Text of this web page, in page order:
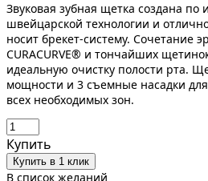
Звуковая зубная щетка создана по
швейцарской технологии и
носит брекет-систему. Сочетание
CURACURVE® и тончайших
идеальную очистку полости рта.
мощности и 3 съемные насадки
всех необходимых зон.
Купить
Купить в 1 клик
В список желаний